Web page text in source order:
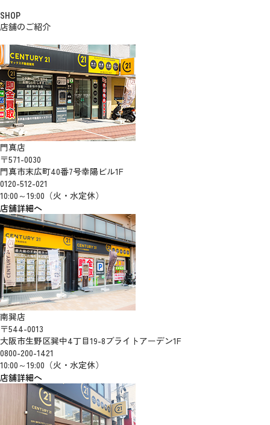
SHOP
店舗のご紹介
門真店
〒571-0030
門真市末広町40番7号幸陽ビル1F
0120-512-021
10:00～19:00（火・水定休）
店舗詳細へ
南巽店
〒544-0013
大阪市生野区巽中4丁目19-8ブライトアーデン1F
0800-200-1421
10:00～19:00（火・水定休）
店舗詳細へ